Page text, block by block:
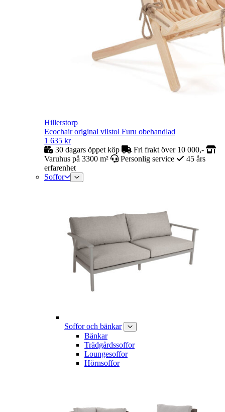
Hillerstorp
Ecochair original vilstol Furu obehandlad
1 635 kr
30 dagars öppet köp
Fri frakt över 10 000,-
Varuhus på 3300 m²
Personlig service
45 års
erfarenhet
Soffor
Soffor och bänkar
Bänkar
Trädgårdssoffor
Loungesoffor
Hörnsoffor